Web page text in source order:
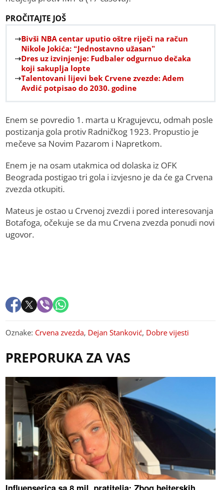
PROČITAJTE JOŠ
Bivši NBA centar uputio oštre riječi na račun
Nikole Jokića: “Jednostavno užasan”
Dres uz izvinjenje: Fudbaler odgurnuo dečaka
koji sakuplja lopte
Talentovani lijevi bek Crvene zvezde: Adem
Avdić potpisao do 2030. godine
Enem se povredio 1. marta u Kragujevcu, odmah posle
postizanja gola protiv Radničkog 1923. Propustio je
mečeve sa Novim Pazarom i Napretkom.
Enem je na osam utakmica od dolaska iz OFK
Beograda postigao tri gola i izvjesno je da će ga Crvena
zvezda otkupiti.
Mateus je ostao u Crvenoj zvezdi i pored interesovanja
Botafoga, očekuje se da mu Crvena zvezda ponudi novi
ugovor.
Oznake: Crvena zvezda, Dejan Stanković, Dobre vijesti
PREPORUKA ZA VAS